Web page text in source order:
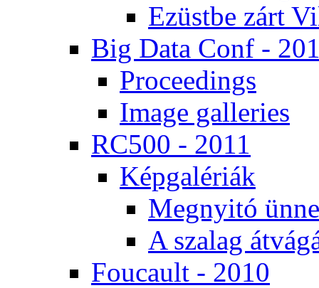
Ezüst­be zárt
Big Da­ta Conf -
Pro­ce­e­dings
Image gal­le­ri­es
RC500 - 2011
Kép­ga­lé­ri­ák
Meg­nyi­tó
A sza­lag
Fo­u­ca­ult - 2010